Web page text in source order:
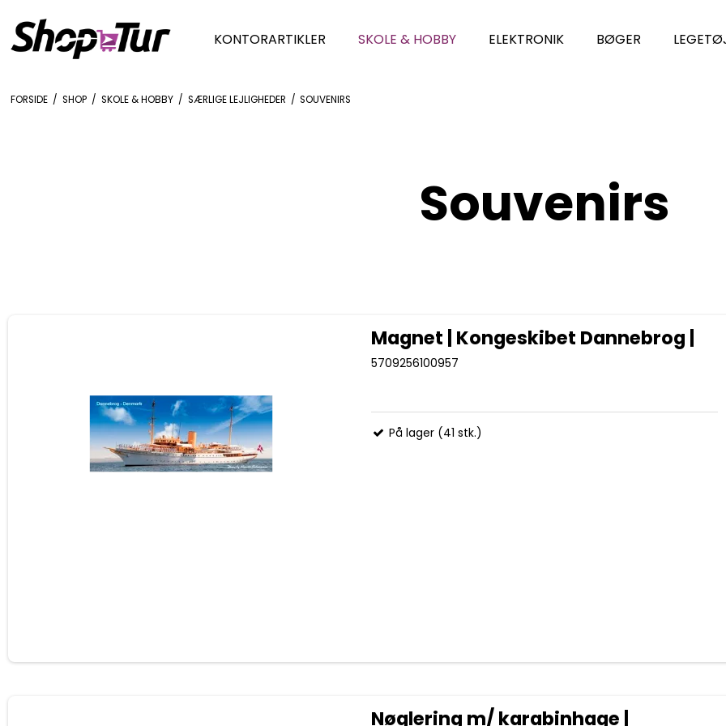
KONTORARTIKLER SKOLE & HOBBY ELEKTRONIK BØGER
FORSIDE / SHOP / SKOLE & HOBBY / SÆRLIGE LEJLIGHEDER / SOUVENIRS
Souvenirs
Magnet | Kongeskibet Dannebrog |
5709256100957
På lager (41 stk.)
Nøglering m/ karabinhage |